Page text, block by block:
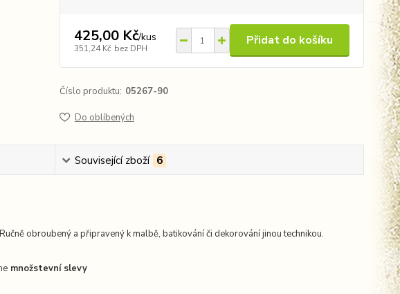
425,00 Kč/kus
351,24 Kč bez DPH
Přidat do košíku
Číslo produktu: 05267-90
Do oblíbených
Související zboží 6
obroubený a připravený k malbě, batikování či dekorování jinou technikou.
množstevní slevy